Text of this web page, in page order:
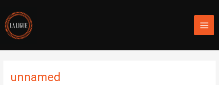
contenu
unnamed